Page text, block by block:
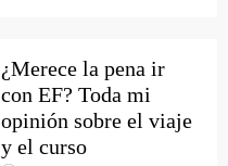
¿Merece la pena ir
con EF? Toda mi
opinión sobre el viaje
y el curso